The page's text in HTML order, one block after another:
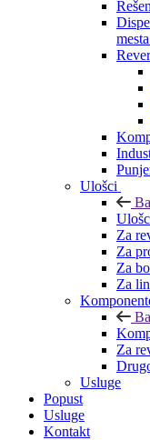
Ulošci
Za
Za
Za
Za
Za
Usluge
Popust
Usluge
Kontakt